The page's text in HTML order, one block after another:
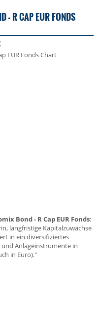
- R CAP EUR FONDS
Bond - R Cap EUR Fonds:
langfristige Kapitalzuwächse
in ein diversifiziertes
Anlageinstrumente in
in Euro)."